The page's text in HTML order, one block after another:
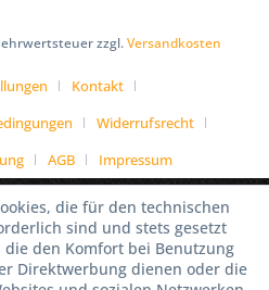
zzgl.Versandkosten
Kontakt
Widerrufsrecht
AGB Impressum
die für den technischen
sind und stets gesetzt
die den Komfort bei Benutzung
Direktwerbung dienen oder die